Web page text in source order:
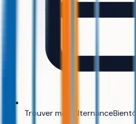
Trouver mon alternanceBientôt